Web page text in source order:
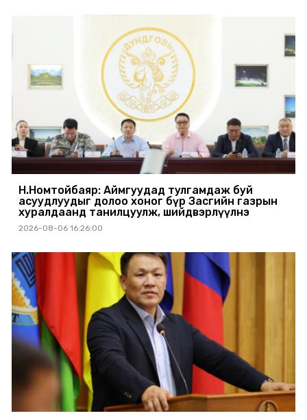
Н.Номтойбаяр: Аймгуудад тулгамдаж буй
асуудлуудыг долоо хоног бүр Засгийн газрын
хуралдаанд танилцуулж, шийдвэрлүүлнэ
2026-08-06 16:26:00